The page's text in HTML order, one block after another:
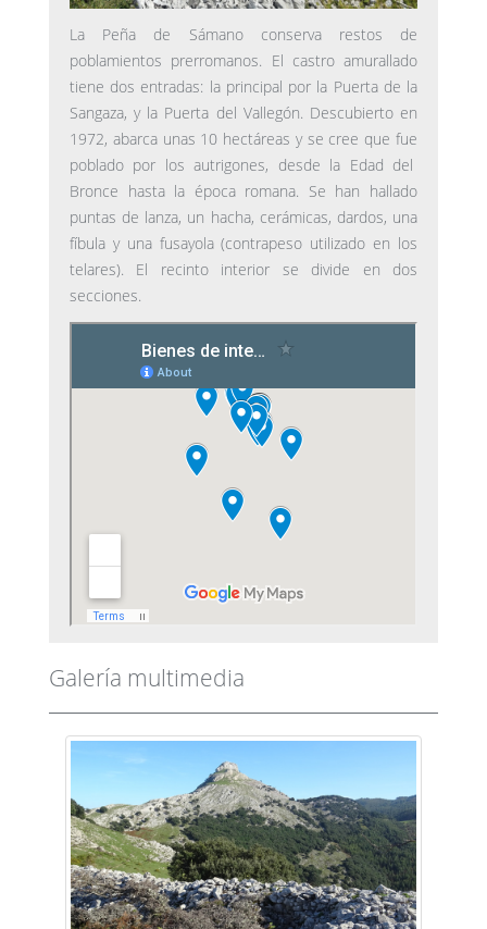
La Peña de Sámano conserva restos de
poblamientos prerromanos. El castro amurallado
tiene dos entradas: la principal por la Puerta de la
Sangaza, y la Puerta del Vallegón. Descubierto en
1972, abarca unas 10 hectáreas y se cree que fue
poblado por los autrigones, desde la Edad del
Bronce hasta la época romana. Se han hallado
puntas de lanza, un hacha, cerámicas, dardos, una
fíbula y una fusayola (contrapeso utilizado en los
telares). El recinto interior se divide en dos
secciones.
Galería multimedia